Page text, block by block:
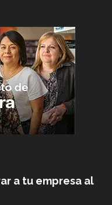
a tu empresa al